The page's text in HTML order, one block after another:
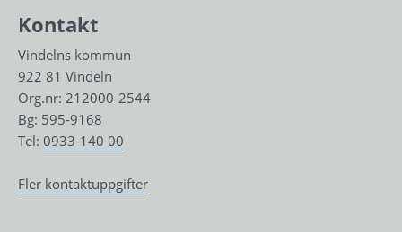
Kontakt
Vindelns kommun
922 81 Vindeln
Org.nr: 212000-2544
Bg: 595-9168
Tel: 0933-140 00
Fler kontaktuppgifter